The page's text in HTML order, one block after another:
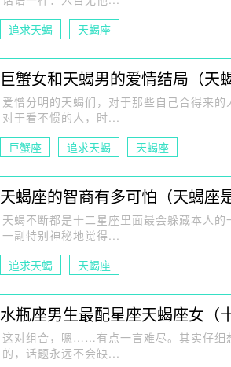
追求天蝎
天蝎座
巨蟹女和天蝎男的爱情结局（天
爱憎分明的天蝎们，对于那些自己合得来
对于看不惯的人，时...
巨蟹座
追求天蝎 天蝎座
天蝎座的智商有多可怕（天蝎座
天蝎不断都是十二星座里面最会躲藏本人
一副特别神秘地觉得...
追求天蝎
天蝎座
水瓶座男生最配星座天蝎座女（
这对组合，嗯……有点一言难尽。其实仔细
的，话题永远不会缺...